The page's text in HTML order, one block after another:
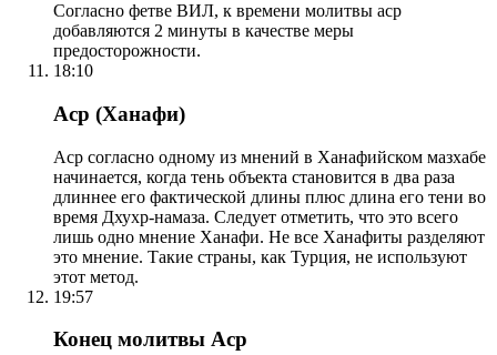
Согласно фетве ВИЛ, к времени молитвы аср
добавляются 2 минуты в качестве меры
предосторожности.
18:10
Аср (Ханафи)
Аср согласно одному из мнений в Ханафийском мазхабе
начинается, когда тень объекта становится в два раза
длиннее его фактической длины плюс длина его тени во
время Дхухр-намаза. Следует отметить, что это всего
лишь одно мнение Ханафи. Не все Ханафиты разделяют
это мнение. Такие страны, как Турция, не используют
этот метод.
19:57
Конец молитвы Аср